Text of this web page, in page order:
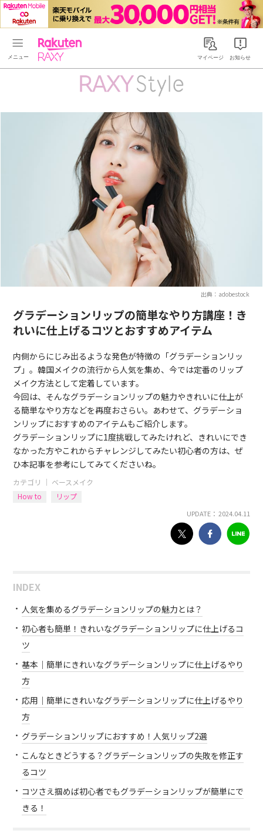
Rakuten RAXYマイページ お知らせ
出典：adobestock
グラデーションリップの簡単なやり方講座！き
れいに仕上げるコツとおすすめアイテム
内側からにじみ出るような発色が特徴の「グラデーションリッ
プ」。韓国メイクの流行から人気を集め、今では定番のリップ
メイク方法として定着しています。
今回は、そんなグラデーションリップの魅力やきれいに仕上が
る簡単なやり方などを再度おさらい。あわせて、グラデーショ
ンリップにおすすめのアイテムもご紹介します。
グラデーションリップに1度挑戦してみたけれど、きれいにでき
なかった方やこれからチャレンジしてみたい初心者の方は、ぜ
ひ本記事を参考にしてみてくださいね。
カテゴリ ｜ ベースメイク
How to
リップ
UPDATE： 2024.04.11
INDEX
人気を集めるグラデーションリップの魅力とは？
初心者も簡単！きれいなグラデーションリップに仕上げるコ
ツ
基本｜簡単にきれいなグラデーションリップに仕上げるやり
方
応用｜簡単にきれいなグラデーションリップに仕上げるやり
方
グラデーションリップにおすすめ！人気リップ2選
こんなときどうする？グラデーションリップの失敗を修正す
るコツ
コツさえ掴めば初心者でもグラデーションリップが簡単にで
きる！